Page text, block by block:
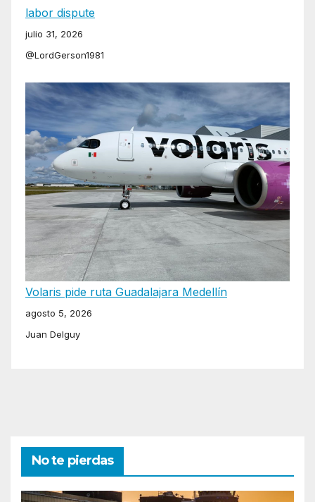
labor dispute
julio 31, 2026
@LordGerson1981
Volaris pide ruta Guadalajara Medellín
agosto 5, 2026
Juan Delguy
No te pierdas